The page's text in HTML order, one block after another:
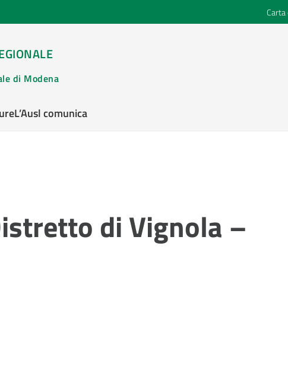
Carta
di Modena
L’Ausl comunica
di Vignola –